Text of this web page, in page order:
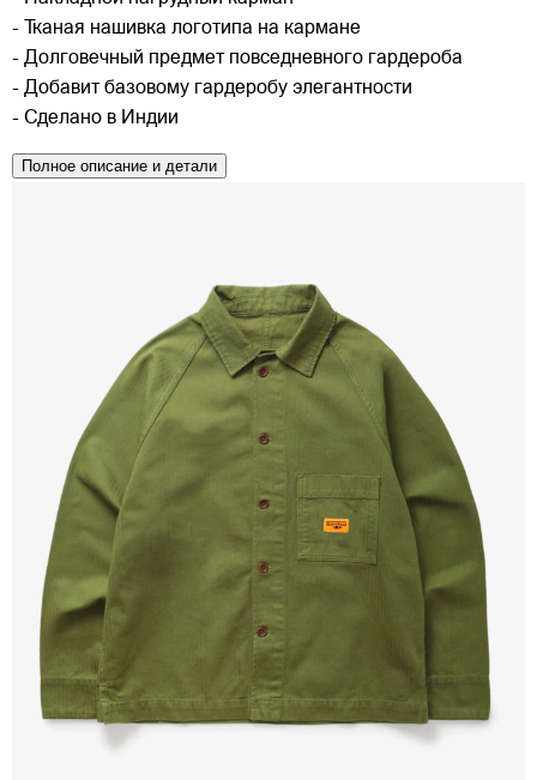
- Тканая нашивка логотипа на кармане
- Долговечный предмет повседневного гардероба
- Добавит базовому гардеробу элегантности
- Сделано в Индии
Полное описание и детали